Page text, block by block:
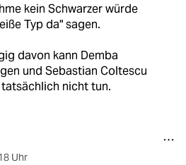
kein Schwarzer würde
Typ da" sagen.
davon kann Demba
und Sebastian Coltescu
nicht tun.
Uhr